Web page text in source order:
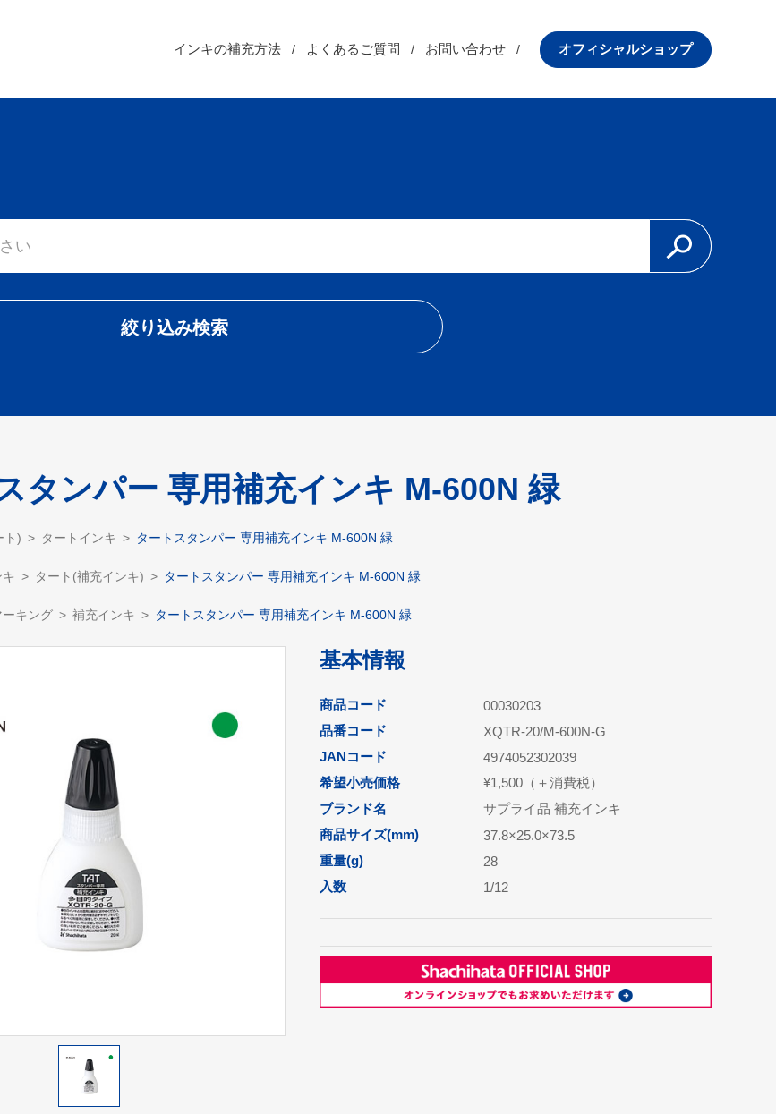
インキの補充方法 よくあるご質問 お問い合わせ オフィシャルショップ
絞り込み検索
タンパー 専用補充インキ M-600N 緑
ト) タートインキ タートスタンパー 専用補充インキ M-600N 緑
タート(補充インキ) タートスタンパー 専用補充インキ M-600N 緑
キング 補充インキ タートスタンパー 専用補充インキ M-600N 緑
基本情報
商品コード
00030203
品番コード
XQTR-20/M-600N-G
JANコード
4974052302039
希望小売価格
¥1,500（＋消費税）
ブランド名
サプライ品 補充インキ
商品サイズ(mm)
37.8×25.0×73.5
重量(g)
28
入数
1/12